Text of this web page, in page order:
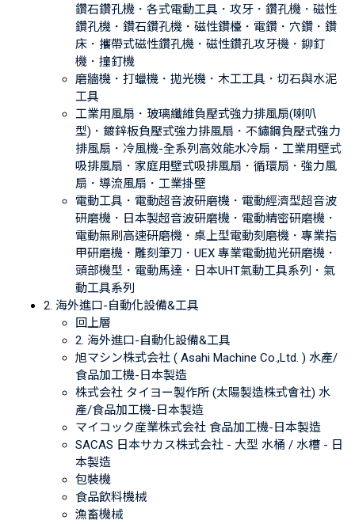
鑽石鑽孔機．各式電動工具．攻牙．鑽孔機．磁性
鑽孔機．鑽石鑽孔機．磁性鑽檯．電鑽．穴鑽．鑽
床．攜帶式磁性鑽孔機．磁性鑽孔攻牙機．鉚釘
機．撞釘機
磨牆機．打蠟機．拋光機．木工工具．切石與水泥
工具
工業用風扇．玻璃纖維負壓式強力排風扇(喇叭
型)．鍍鋅板負壓式強力排風扇．不鏽鋼負壓式強力
排風扇．冷風機-全系列高效能水冷扇．工業用壁式
吸排風扇．家庭用壁式吸排風扇．循環扇．強力風
扇．導流風扇．工業掛壁
電動工具．電動超音波研磨機．電動經濟型超音波
研磨機．日本製超音波研磨機．電動精密研磨機．
電動無刷高速研磨機．桌上型電動刻磨機．專業指
甲研磨機．雕刻筆刀．UEX 專業電動拋光研磨機．
頭部機型．電動馬達．日本UHT氣動工具系列．氣
動工具系列
2. 海外進口-自動化設備&工具
回上層
2. 海外進口-自動化設備&工具
旭マシン株式会社 ( Asahi Machine Co.,Ltd. ) 水產/
食品加工機-日本製造
株式会社 タイヨー製作所 (太陽製造株式會社) 水
產/食品加工機-日本製造
マイコック産業株式会社 食品加工機-日本製造
SACAS 日本サカス株式会社 - 大型 水桶 / 水槽 - 日
本製造
包裝機
食品飲料機械
漁畜機械